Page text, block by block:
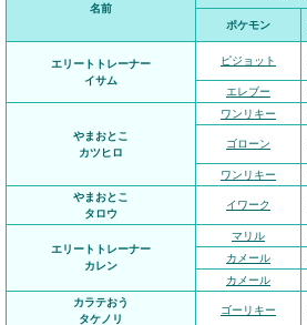
名前
ポケモン
エリートトレーナー
イサム
ピジョット
エレブー
やまおとこ
カツヒロ
ワンリキー
ゴローン
ワンリキー
やまおとこ
タロウ
イワーク
エリートトレーナー
カレン
マリル
カメール
カメール
カラテおう
タケノリ
ゴーリキー